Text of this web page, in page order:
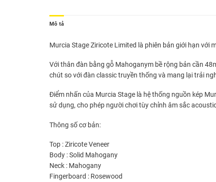
Mô tả
Murcia Stage Ziricote Limited là phiên bản giới hạn với
Với thân đàn bằng gỗ Mahoganym bề rộng bản cần
chút so với đàn classic truyền thống và mang lại trải
Điểm nhấn của Murcia Stage là hệ thống nguồn kép
sử dụng, cho phép người chơi tùy chỉnh âm sắc
Thông số cơ bản:
Top :Ziricote Veneer
Body :Solid Mahogany
Neck : Mahogany
Fingerboard : Rosewood